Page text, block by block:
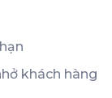
khách hàng